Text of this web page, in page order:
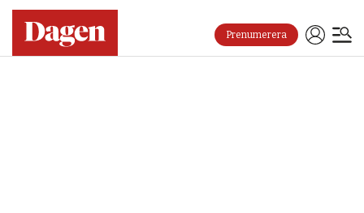
Prenumerera